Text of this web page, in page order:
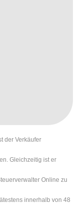
der Verkäufer
Gleichzeitig ist er
Online zu
innerhalb von 48